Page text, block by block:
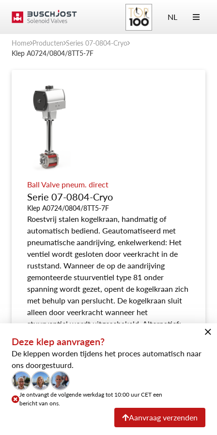
NL
Home Producten Series 07-0804-Cryo
Klep A0724/0804/8TT5-7F
Ball Valve pneum. direct
Serie 07-0804-Cryo
Klep A0724/0804/8TT5-7F
Roestvrij stalen kogelkraan, handmatig of
automatisch bediend. Geautomatiseerd met
pneumatische aandrijving, enkelwerkend: Het
ventiel wordt gesloten door veerkracht in de
ruststand. Wanneer de op de aandrijving
gemonteerde stuurventiel type 81 onder
spanning wordt gezet, opent de kogelkraan zich
met behulp van perslucht. De kogelkraan sluit
alleen door veerkracht wanneer het
stuurventiel wordt uitgeschakeld. Alternatief:
met handhefboom. Klep geschikt voor LN2 -
LOx, gereinigd en ontvet.
Datablad expliciet
Deze klep aanvragen?
De kleppen worden tijdens het proces automatisch naar
ons doorgestuurd.
Je ontvangt de volgende werkdag tot 10:00 uur CET een
bericht van ons.
Aanvraag verzenden